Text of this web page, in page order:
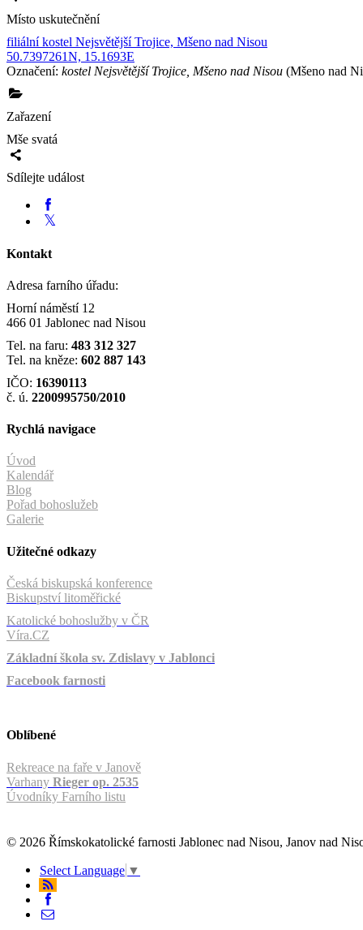
Místo uskutečnění
filiální kostel Nejsvětější Trojice, Mšeno nad Nisou
50.7397261N, 15.1693E
Označení: kostel Nejsvětější Trojice, Mšeno nad Nisou (Mšeno nad
Zařazení
Mše svatá
Sdílejte událost
Kontakt
Adresa farního úřadu:
Horní náměstí 12
466 01 Jablonec nad Nisou
Tel. na faru: 483 312 327
Tel. na kněze: 602 887 143
IČO: 16390113
č. ú. 2200995750/2010
Rychlá navigace
Úvod
Kalendář
Blog
Pořad bohoslužeb
Galerie
Užitečné odkazy
Česká biskupská konference
Biskupství litoměřické
Katolické bohoslužby v ČR
Víra.CZ
Základní škola sv. Zdislavy v Jablonci
Facebook farnosti
Oblíbené
Rekreace na faře v Janově
Varhany Rieger op. 2535
Úvodníky Farního listu
© 2026 Římskokatolické farnosti Jablonec nad Nisou, Janov nad
Select Language ▼